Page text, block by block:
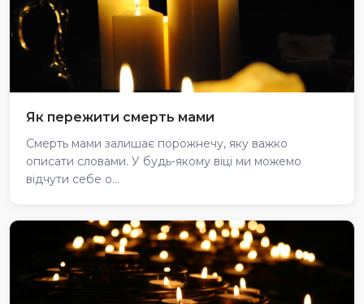
Як пережити смерть мами
Смерть мами залишає порожнечу, яку важко
описати словами. У будь-якому віці ми можемо
відчути себе о...